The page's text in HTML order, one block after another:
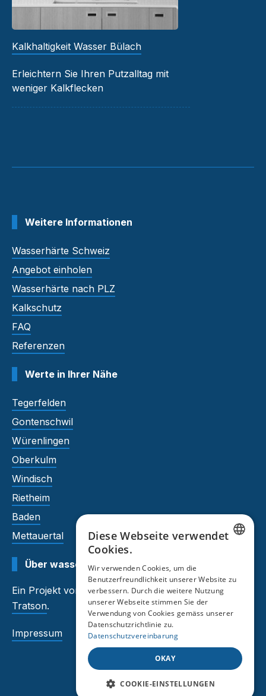
Kalkhaltigkeit Wasser Bülach
Erleichtern Sie Ihren Putzalltag mit
weniger Kalkflecken
Weitere Informationen
Wasserhärte Schweiz
Angebot einholen
Wasserhärte nach PLZ
Kalkschutz
FAQ
Referenzen
Werte in Ihrer Nähe
Tegerfelden
Gontenschwil
Würenlingen
Oberkulm
Windisch
Rietheim
Baden
Mettauertal
Über wasserhaerte.tratson.ch
Ein Projekt von Auftragsmeisterund
Tratson.
Impressum
FRENCH
Diese Webseite verwendet
Cookies.
Wir verwenden Cookies, um die
Benutzerfreundlichkeit unserer Website zu
verbessern. Durch die weitere Nutzung
unserer Webseite stimmen Sie der
Verwendung von Cookies gemäss unserer
Datenschutzrichtlinie zu.
Datenschutzvereinbarung
OKAY
COOKIE-EINSTELLUNGEN